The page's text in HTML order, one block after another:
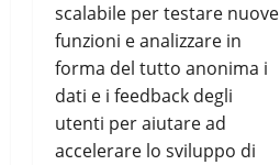
scalabile per testare nuove
funzioni e analizzare in
forma del tutto anonima i
dati e i feedback degli
utenti per aiutare ad
accelerare lo sviluppo di